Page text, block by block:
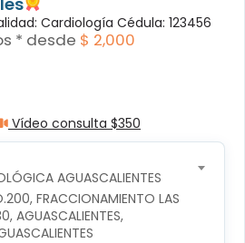
Cardiología Cédula: 123456
* desde $ 2,000
Vídeo consulta $350
AGUASCALIENTES
FRACCIONAMIENTO LAS
AGUASCALIENTES,